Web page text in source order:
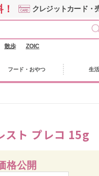
クレジットカード・
散歩 ZOIC
フード・おやつ 生
ト プレコ 15g
格公開